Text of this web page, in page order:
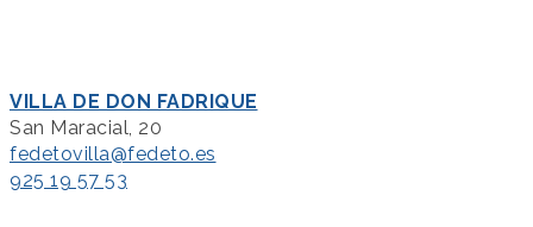
VILLA DE DON FADRIQUE
San Maracial, 20
fedetovilla@fedeto.es
925 19 57 53